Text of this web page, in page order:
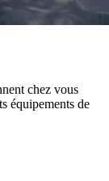
chez vous
équipements de